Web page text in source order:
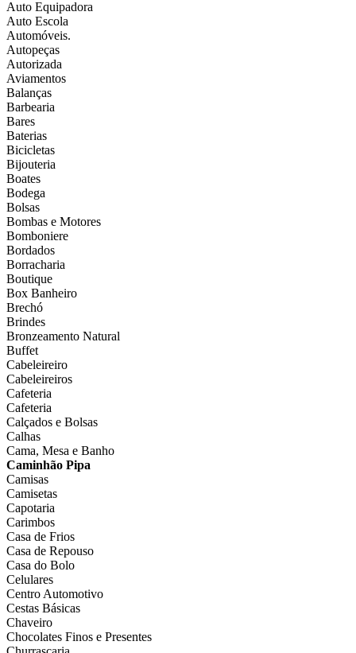
Auto Equipadora
Auto Escola
Automóveis.
Autopeças
Autorizada
Aviamentos
Balanças
Barbearia
Bares
Baterias
Bicicletas
Bijouteria
Boates
Bodega
Bolsas
Bombas e Motores
Bomboniere
Bordados
Borracharia
Boutique
Box Banheiro
Brechó
Brindes
Bronzeamento Natural
Buffet
Cabeleireiro
Cabeleireiros
Cafeteria
Cafeteria
Calçados e Bolsas
Calhas
Cama, Mesa e Banho
Caminhão Pipa
Camisas
Camisetas
Capotaria
Carimbos
Casa de Frios
Casa de Repouso
Casa do Bolo
Celulares
Centro Automotivo
Cestas Básicas
Chaveiro
Chocolates Finos e Presentes